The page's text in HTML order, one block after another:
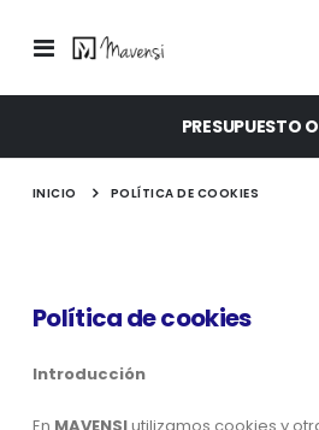
Toggle
PRESUPUESTO
INICIO POLÍTICA DE COOKIES
Política de cookies
Introducción